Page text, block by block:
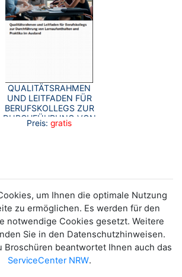
QUALITÄTSRAHMEN
UND LEITFADEN FÜR
BERUFSKOLLEGS ZUR
DURCHFÜHRUNG VON
LERNAUFENTHALTEN
Preis: gratis
um Ihnen die optimale Nutzung
zu ermöglichen. Es werden für den
notwendige Cookies gesetzt. Weitere
Sie in den Datenschutzhinweisen.
Broschüren beantwortet Ihnen auch das
ServiceCenter NRW.